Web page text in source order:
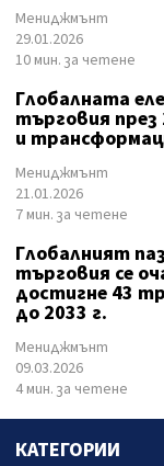
Мениджмънт
29.01.2026
10 мин. за четене
Глобалната
търговия
и
Мениджмънт
21.01.2026
7 мин. за четене
Глобалният
търговия се
достигне 43
до 2033 г.
Мениджмънт
09.03.2026
4 мин. за четене
КАТЕГОРИИ